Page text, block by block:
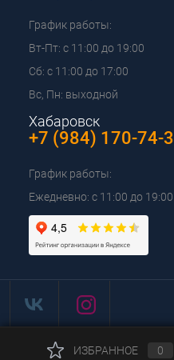
График работы:
Вт-Пт: с 11:00 до 19:00
Сб: с 11:00 до 17:00
Вс, Пн: выходной
Хабаровск
+7 (984) 170-74-
График работы:
Ежедневно: с 11:00 до 19:00
ИЗБРАННОЕ 0